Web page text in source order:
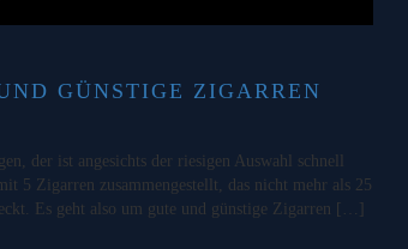
GÜNSTIGE ZIGARREN
der ist angesichts der riesigen Auswahl schnell
5 Zigarren zusammengestellt, das nicht mehr als 25
Es geht also um gute und günstige Zigarren […]